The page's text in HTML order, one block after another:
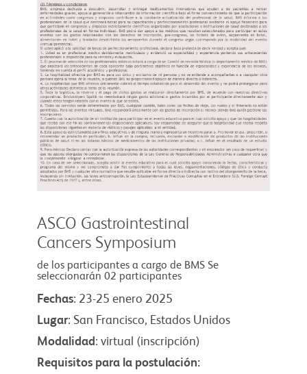
ASCO Gastrointestinal
Cancers Symposium
de los participantes a cargo de BMS Se
seleccionarán 02 participantes
Fechas: 23-25 enero 2025
Lugar: San Francisco, Estados Unidos
Modalidad : virtual (inscripción)
Requisitos para la postulación: